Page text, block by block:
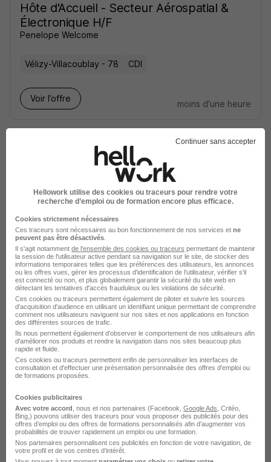
Hôte d'Accueil - Secteur Aérospatial &
Électronique H/F
Penelope Welcome
Vélizy-Villacoublay - 78 CDI
Voir l’offre
moins d'une heure
Technicien de Maintenance Electricien
VINCI Facilities Copernic IDF Ouest
Vélizy-Villacoublay - 78 CDI
Voir l’offre
il y a 17 jours
VINCI Facilities Copernic IDF Ouest
Vélizy-Villacoublay - 78 CDI
Continuer sans accepter
Hellowork utilise des cookies ou traceurs pour rendre votre
recherche d’emploi ou de formation encore plus efficace.
Cookies strictement nécessaires
Ces traceurs sont nécessaires au bon fonctionnement de nos services et ne
peuvent pas être désactivés
Il s'agit notamment de l'ensemble des cookies ou traceurs permettant de maintenir
la session de l'utilisateur active pendant sa navigation sur le site, de stocker des
informations temporaires telles que les préférences des utilisateurs, les annonces
ou les offres vues, gérer les processus d'identification de l'utilisateur, vérifier s'il
est connecté ou non, et plus globalement garantir la sécurité du site web en
détectant les tentatives d'accès frauduleux ou les violations de sécurité.
Ces cookies ou traceurs permettent également de piloter et suivre les sources
d'acquisition d'audience en utilisant un identifiant unique permettant de comprendre
comment nos utilisateurs naviguent sur nos sites et nos applications en fonction
des différentes sources de trafic.
Ils nous permettent également d’observer le comportement de nos utilisateurs afin
d'améliorer nos produits et rendre la navigation dans nos sites beaucoup plus
rapide et fluide.
Ces cookies ou traceurs permettent enfin de personnaliser les interfaces de
consultation et d'effectuer une présentation personnalisée des offres d'emploi ou
de formations proposées.
Cookies publicitaires
Avec votre accord , nous et nos partenaires (Facebook, Google Ads , Critéo,
Bing,) pouvons utiliser des traceurs pour vous proposer des publicités pour des
offres d’emploi ou des offres de formations personnalisés afin d’augmenter vos
probabilités de trouver rapidement un emploi ou une formation.
Nos partenaires personnalisent ces publicités en fonction de votre navigation, de
votre profil et de vos centres d’intérêt.